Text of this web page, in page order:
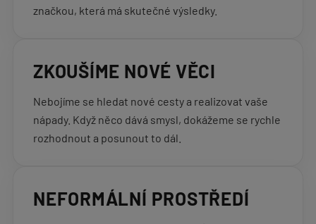
značkou, která má skutečné výsledky.
ZKOUŠÍME NOVÉ VĚCI
Nebojíme se hledat nové cesty a realizovat vaše
nápady. Když něco dává smysl, dokážeme se rychle
rozhodnout a posunout to dál.
NEFORMÁLNÍ PROSTŘEDÍ